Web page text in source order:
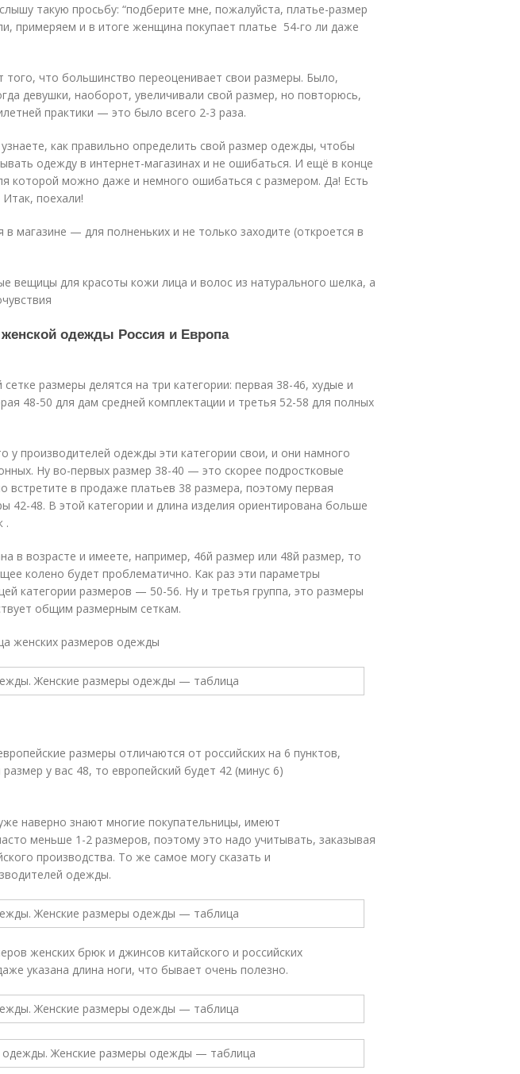
такую просьбу: “подберите мне, пожалуйста, платье-размер
примеряем и в итоге женщина покупает платье 54-го ли даже
того, что большинство переоценивает свои размеры. Было,
девушки, наоборот, увеличивали свой размер, но повторюсь,
практики — это было всего 2-3 раза.
как правильно определить свой размер одежды, чтобы
одежду в интернет-магазинах и не ошибаться. И ещё в конце
которой можно даже и немного ошибаться с размером. Да! Есть
поехали!
в магазине — для полненьких и не только заходите (откроется в
вещицы для красоты кожи лица и волос из натурального шелка, а
одежды Россия и Европа
размеры делятся на три категории: первая 38-46, худые и
48-50 для дам средней комплектации и третья 52-58 для полных
у производителей одежды эти категории свои, и они намного
Ну во-первых размер 38-40 — это скорее подростковые
встретите в продаже платьев 38 размера, поэтому первая
42-48. В этой категории и длина изделия ориентирована больше
.
в возрасте и имеете, например, 46й размер или 48й размер, то
колено будет проблематично. Как раз эти параметры
категории размеров — 50-56. Ну и третья группа, это размеры
общим размерным сеткам.
женских размеров одежды
размеры отличаются от российских на 6 пунктов,
размер у вас 48, то европейский будет 42 (минус 6)
наверно знают многие покупательницы, имеют
меньше 1-2 размеров, поэтому это надо учитывать, заказывая
производства. То же самое могу сказать и
одежды.
женских брюк и джинсов китайского и российских
указана длина ноги, что бывает очень полезно.